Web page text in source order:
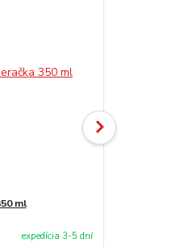
ml
expedícia 3-5 dní